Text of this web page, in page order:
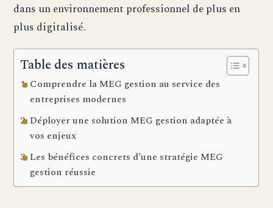
dans un environnement professionnel de plus en
plus digitalisé.
Table des matières
Comprendre la MEG gestion au service des
entreprises modernes
Déployer une solution MEG gestion adaptée à
vos enjeux
Les bénéfices concrets d’une stratégie MEG
gestion réussie